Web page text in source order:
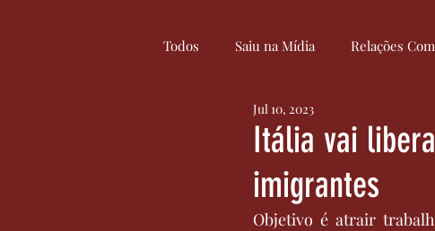
Todos Saiu na Mídia Relações
Curiosidades
Inovação
Itália vai
imigrantes
Jul 10, 2023
Objetivo é atrair